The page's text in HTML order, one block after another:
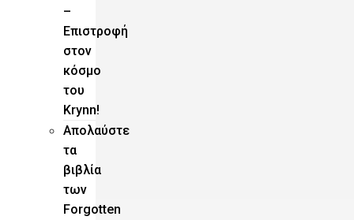
–
Eπιστροφή
στον
κόσμο
του
Krynn!
Απολαύστε
τα
βιβλία
των
Forgotten